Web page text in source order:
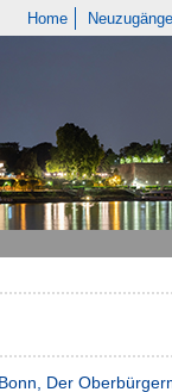
Home Neuzugänge
Der